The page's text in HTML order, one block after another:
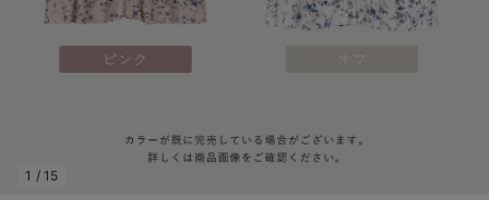
快適機能ウェア特集 パジャマ
かわいくておもしろ
1 / 15